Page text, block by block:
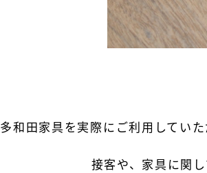
多和田家具を実際に ご利用してい
接客や、家具に関